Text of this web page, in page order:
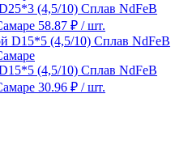
(4,5/10) Сплав NdFeB
58.87 ₽ / шт.
(4,5/10) Сплав NdFeB
30.96 ₽ / шт.